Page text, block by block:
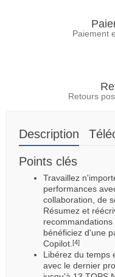
Paiement
Retours
Description
Points clés
Travaillez
performances
collaboration, de
Résumez et
bénéficiez d'une
Copilot. [4]
Libérez du temps
avec le dernier